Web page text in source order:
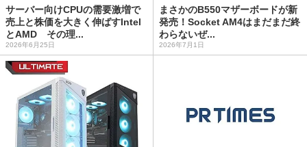
サーバー向けCPUの需要激増で
売上と株価を大きく伸ばすIntel
とAMD その理...
2026年6月25日
まさかのB550マザーボードが新
発売！Socket AM4はまだまだ終
わらないぜ...
2026年7月1日